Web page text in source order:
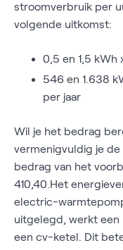
stroomverbruik per
volgende uitkomst:
0,5 en 1,5 kWh
546 en 1.638
per jaar
Wil je het bedrag
vermenigvuldig je
bedrag van het
410,40.Het
electric-
uitgelegd, werkt
een cv-ketel. Dit